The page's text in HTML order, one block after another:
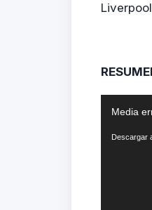
vídeo
Media
Descargar